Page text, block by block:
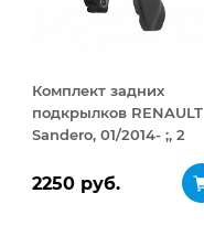
Комплект задних
подкрылков RENAULT
Sandero, 01/2014- ;, 2
2250 руб.